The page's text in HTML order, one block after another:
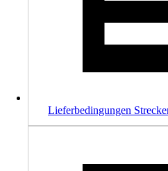
Lieferbedingungen